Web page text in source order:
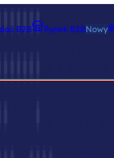
B2B Rynek B2BNowy
pomaga firmom